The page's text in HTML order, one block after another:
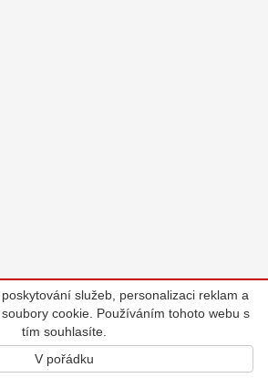
služeb, personalizaci reklam a
cookie. Používáním tohoto webu s
tím souhlasíte.
V pořádku